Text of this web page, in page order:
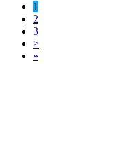
1
2
3
>
»